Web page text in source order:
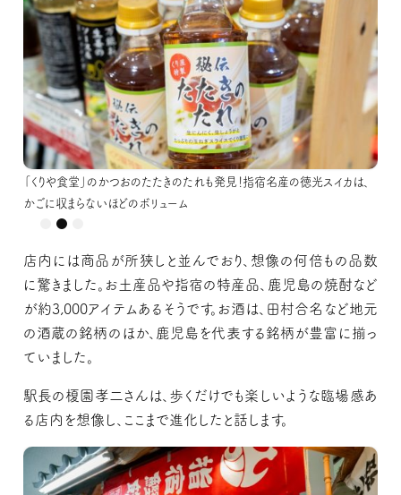
「くりや食堂」のかつおのたたきのたれも発見！指宿名産の徳光スイカは、
かごに収まらないほどのボリューム
「くりや食堂」のかつおのたたきのたれも発見！指宿名産の徳光スイカは、
かごに収まらないほどのボリューム
「くりや食堂」のかつおのたたきのたれも発見！指宿名産の徳光スイカは、
かごに収まらないほどのボリューム
店内には商品が所狭しと並んでおり、想像の何倍もの品数
に驚きました。お土産品や指宿の特産品、鹿児島の焼酎など
が約3,000アイテムあるそうです。お酒は、田村合名など地元
の酒蔵の銘柄のほか、鹿児島を代表する銘柄が豊富に揃っ
ていました。
駅長の榎園孝二さんは、歩くだけでも楽しいような臨場感あ
る店内を想像し、ここまで進化したと話します。